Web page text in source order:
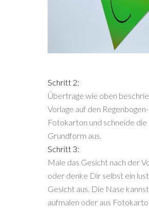
Schritt 2:
Übertrage wie oben
Vorlage auf den Regenbogen-
Fotokarton und schneide die
Grundform aus.
Schritt 3:
Male das Gesicht nach der
oder denke Dir selbst ein
Gesicht aus. Die Nase
aufmalen oder aus